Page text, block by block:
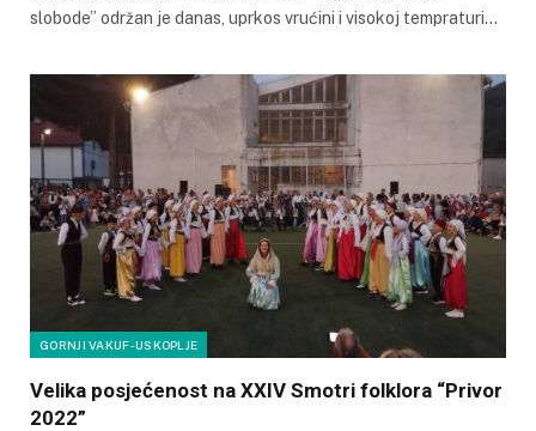
slobode” održan je danas, uprkos vrućini i visokoj tempraturi…
GORNJI VAKUF-USKOPLJE
Velika posjećenost na XXIV Smotri folklora “Privor
2022”